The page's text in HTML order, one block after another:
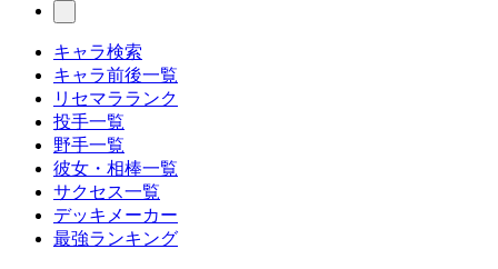
キャラ検索
キャラ前後一覧
リセマラランク
投手一覧
野手一覧
彼女・相棒一覧
サクセス一覧
デッキメーカー
最強ランキング